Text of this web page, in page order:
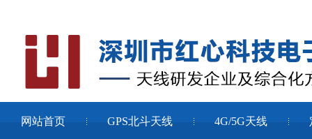
网站首页 GPS北斗天线 4G/5G天线